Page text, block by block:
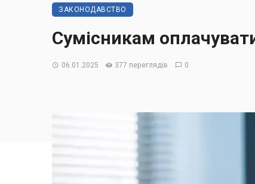
ЗАКОНОДАВСТВО
Сумісникам
06.01.2025 377 переглядів 0